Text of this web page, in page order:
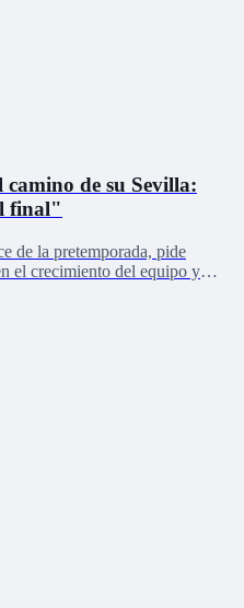
de su Sevilla:
final"
de la pretemporada, pide
el crecimiento del equipo y